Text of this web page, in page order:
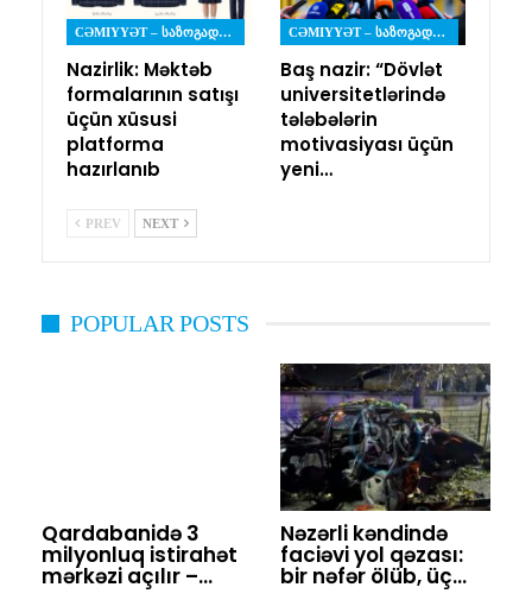
CƏMIYYƏT – ᲡᲐᲖᲝᲒᲐᲓᲝᲔᲑᲐ
Nazirlik: Məktəb
formalarının satışı
üçün xüsusi
platforma
hazırlanıb
CƏMIYYƏT – ᲡᲐᲖᲝᲒᲐᲓᲝᲔᲑᲐ
Baş nazir: “Dövlət
universitetlərində
tələbələrin
motivasiyası üçün
yeni…
PREV NEXT
POPULAR POSTS
Qardabanidə 3
milyonluq istirahət
mərkəzi açılır –…
Nəzərli kəndində
faciəvi yol qəzası:
bir nəfər ölüb, üç…